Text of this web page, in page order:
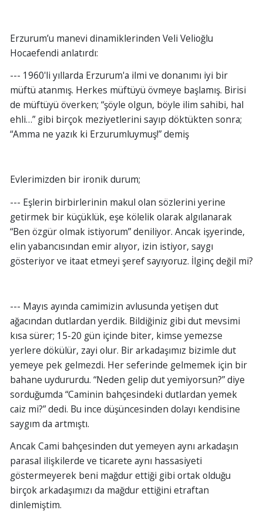
Erzurum’u manevi dinamiklerinden Veli Velioğlu
Hocaefendi anlatırdı:
--- 1960'li yıllarda Erzurum'a ilmi ve donanımı iyi bir
müftü atanmış. Herkes müftüyü övmeye başlamış. Birisi
de müftüyü överken; “şöyle olgun, böyle ilim sahibi, hal
ehli…” gibi birçok meziyetlerini sayıp döktükten sonra;
“Amma ne yazık ki Erzurumluymuş!” demiş
Evlerimizden bir ironik durum;
--- Eşlerin birbirlerinin makul olan sözlerini yerine
getirmek bir küçüklük, eşe kölelik olarak algılanarak
“Ben özgür olmak istiyorum” deniliyor. Ancak işyerinde,
elin yabancısından emir alıyor, izin istiyor, saygı
gösteriyor ve itaat etmeyi şeref sayıyoruz. İlginç değil mi?
--- Mayıs ayında camimizin avlusunda yetişen dut
ağacından dutlardan yerdik. Bildiğiniz gibi dut mevsimi
kısa sürer; 15-20 gün içinde biter, kimse yemezse
yerlere dökülür, zayi olur. Bir arkadaşımız bizimle dut
yemeye pek gelmezdi. Her seferinde gelmemek için bir
bahane uydururdu. “Neden gelip dut yemiyorsun?” diye
sorduğumda “Caminin bahçesindeki dutlardan yemek
caiz mi?” dedi. Bu ince düşüncesinden dolayı kendisine
saygım da artmıştı.
Ancak Cami bahçesinden dut yemeyen aynı arkadaşın
parasal ilişkilerde ve ticarete aynı hassasiyeti
göstermeyerek beni mağdur ettiği gibi ortak olduğu
birçok arkadaşımızı da mağdur ettiğini etraftan
dinlemiştim.